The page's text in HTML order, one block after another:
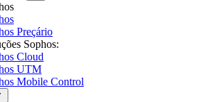
Preçário
Sophos:
Cloud
UTM
Mobile Control